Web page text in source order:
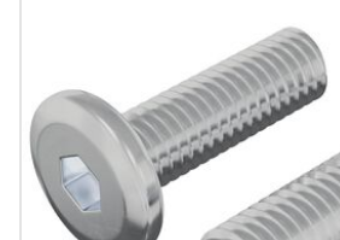
#sharemevidaxl